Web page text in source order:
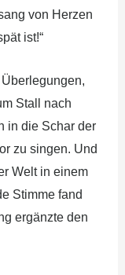
von Herzen
ist!“
Stall nach
in die Schar der
zu singen. Und
Welt in einem
Stimme fand
ergänzte den